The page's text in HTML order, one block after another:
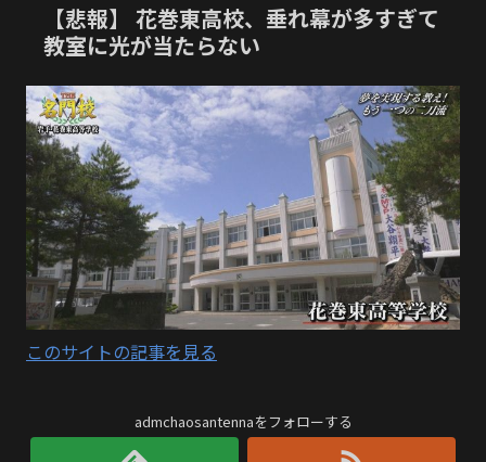
【悲報】 花巻東高校、垂れ幕が多すぎて
教室に光が当たらない
このサイトの記事を見る
admchaosantennaをフォローする